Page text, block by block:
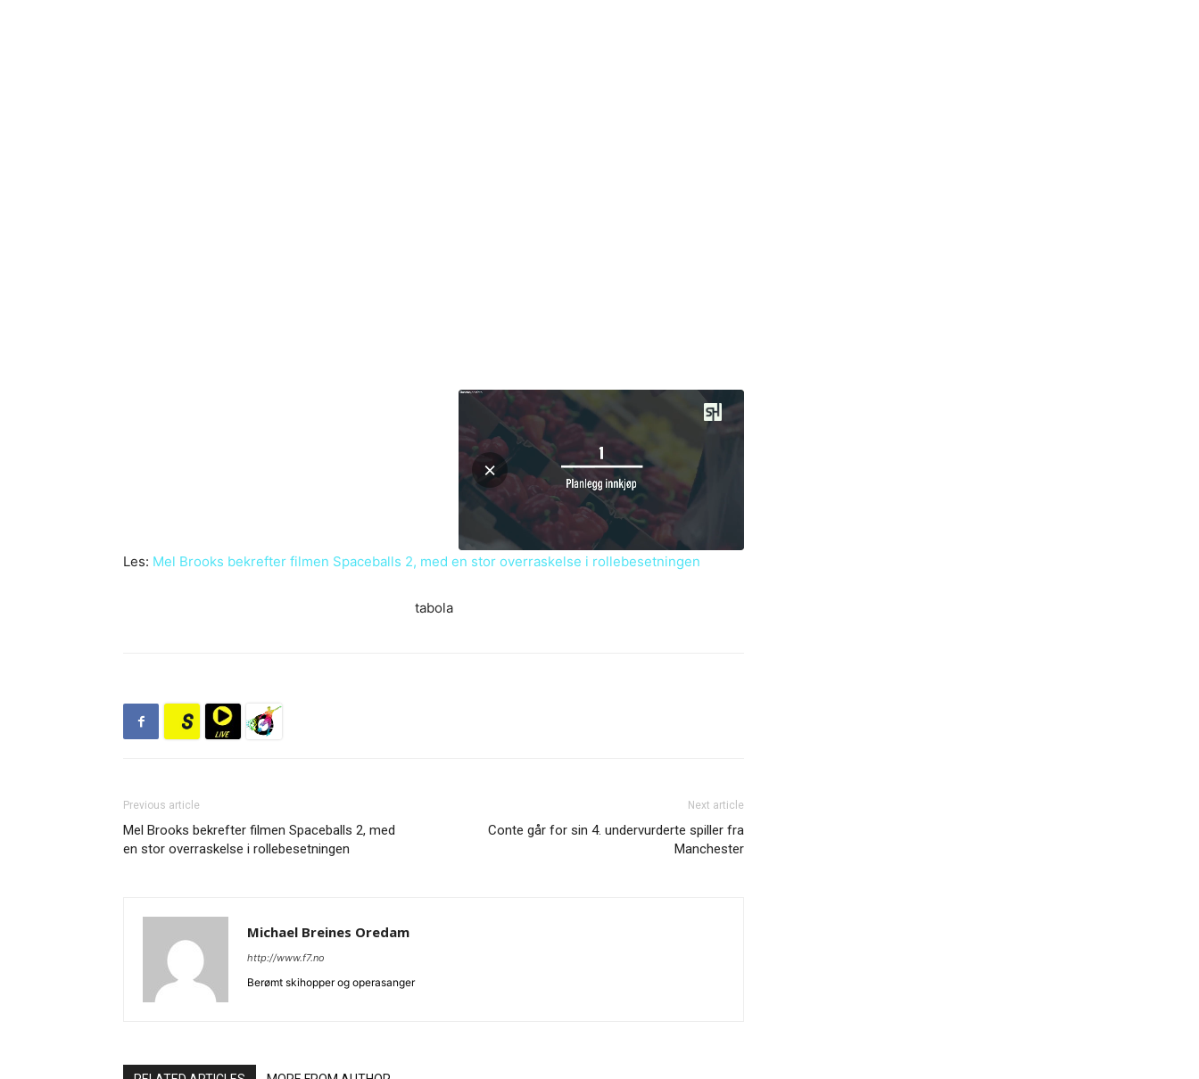
Les: Mel Brooks bekrefter filmen Spaceballs 2, med en stor overraskelse i rollebesetningen
tabola
Previous article
Mel Brooks bekrefter filmen Spaceballs 2, med
en stor overraskelse i rollebesetningen
Next article
Conte går for sin 4. undervurderte spiller fra
Manchester
Michael Breines Oredam
http://www.f7.no
Berømt skihopper og operasanger